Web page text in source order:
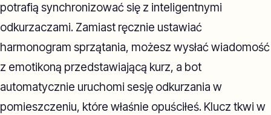
potrafią synchronizować się z inteligentnymi
odkurzaczami. Zamiast ręcznie ustawiać
harmonogram sprzątania, możesz wysłać wiadomość
z emotikoną przedstawiającą kurz, a bot
automatycznie uruchomi sesję odkurzania w
pomieszczeniu, które właśnie opuściłeś. Klucz tkwi w